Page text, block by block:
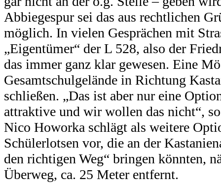
Abbiegespur sei das aus rechtlichen
möglich. In vielen Gesprächen mit
„Eigentümer“ der L 528, also der
das immer ganz klar gewesen. Eine
Gesamtschulgelände in Richtung
schließen. „Das ist aber nur eine
attraktive und wir wollen das nicht“,
Nico Howorka schlägt als weitere
Schülerlotsen vor, die an der
den richtigen Weg“ bringen könnten,
Überweg, ca. 25 Meter entfernt.